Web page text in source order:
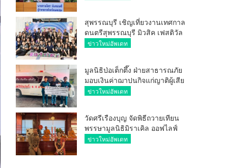
สุพรรณบุรี เชิญเที่ยวงานเทศกาล
ดนตรีสุพรรณบุรี มิวสิค เฟสติวัล
มันส์ เหน่อมาก
ข่าวใหม่อัพเดท
มูลนิธิป่อเต็กตึ๊ง ฝ่ายสาธารณภัย
มอบเงินค่าฌาปนกิจแก่ญาติผู้เสีย
ชีวิต จากเหตุเพลิงไหม้ โรงเบียร์ ณ
ข่าวใหม่อัพเดท
วัดศรีเรืองบุญ จัดพิธีถวายเทียน
พรรษามูลนิธิมิราเคิล ออฟไลฟ์
ประจำปี 2569 พล.ต.ต.ศิริวัฒน์
ข่าวใหม่อัพเดท